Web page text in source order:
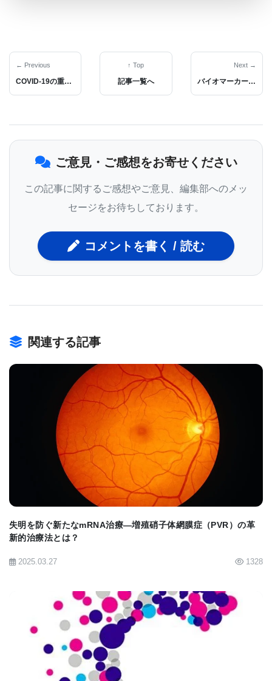
Science Translational Medicine誌の2019年11月13日
号に掲載されたこの論文は「小児敗血症バイオマー
（Prospective Clinical Testing and Experimental
Validation of the Pediatric Sepsis Biomarker Risk
Model.）」と題されている。
く、層別化と予後診断に焦点を当てている」とWong
るグループの患者や個人に合わせて治療を調整する
以前はシンシナティ大学医学部と現在はヴァンダー
ビルト大学医療センターに所属し、Wong博士のチー
ムの主要な共同研究者であるChristopher Lindsell 博
士によると、このアッセイプラットフォームのもう1
つの利点は、敗血症の発症、制御不能、および新し
い治療アプローチでどのように停止できるかの基礎
となる生物学的メカニズムを研究するための重要な
手がかりを提供することだと言う。 また、研究プロ
ジェクトは新しい治療法の開発につながると期待さ
れていると述べた。
このツールは、10年以上かけて開発されてきた。 彼
の数を80から5に徐々に減らすことに成功した。これ
により、コンピューター支援生物学や情報学などの
高度な技術と実験室の実験を組み合わせて、新しい
療法をより効率的に探すことが容易になった。
← Previous
COVID-19の重症度を予測し、適切な治療コースを指示する可能性のある27のタンパク質バイオマーカーを患者血液の質量分析で特定。
↑ Top
記事一覧へ
Next →
バイオマーカー血液検査で高リスクの心臓病患者を識別できる可能性が報告された
ご意見・ご感想をお寄せください
この記事に関するご感想やご意見、編集部へのメッ
セージをお待ちしております。
コメントを書く / 読む
関連する記事
BIOMARKET JP
失明を防ぐ新たなmRNA治療—増殖硝子体網膜症（PVR）の革
新的治療法とは？
2025.03.27 1328
BIOMARKET JP